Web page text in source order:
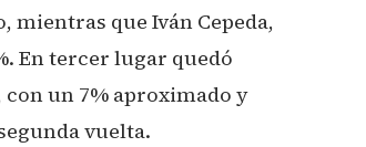
mientras que Iván Cepeda,
En tercer lugar quedó
un 7% aproximado y
vuelta.